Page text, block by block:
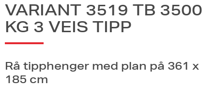
VARIANT 3519 TB 3500
KG 3 VEIS TIPP
Rå tipphenger med plan på 361 x
185 cm